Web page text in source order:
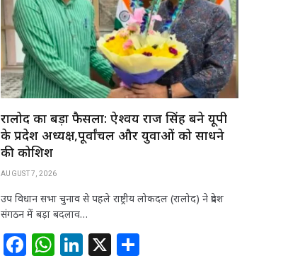
रालोद का बड़ा फैसला: ऐश्वर्य राज सिंह बने यूपी
के प्रदेश अध्यक्ष,पूर्वांचल और युवाओं को साधने
की कोशिश
AUGUST 7, 2026
उप विधान सभा चुनाव से पहले राष्ट्रीय लोकदल (रालोद) ने प्रदेश
संगठन में बड़ा बदलाव…
F W Li X